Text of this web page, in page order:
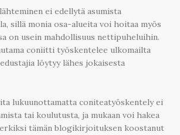
ei edellytä asumista
sillä monia osa-alueita voi hoitaa myös
on usein mahdollisuus nettipuheluihin.
coniitti työskentelee ulkomailta
löytyy lähes jokaisesta
lukuunottamatta coniteatyöskentely ei
tai koulutusta, ja mukaan voi hakea
tämän blogikirjoituksen koostanut